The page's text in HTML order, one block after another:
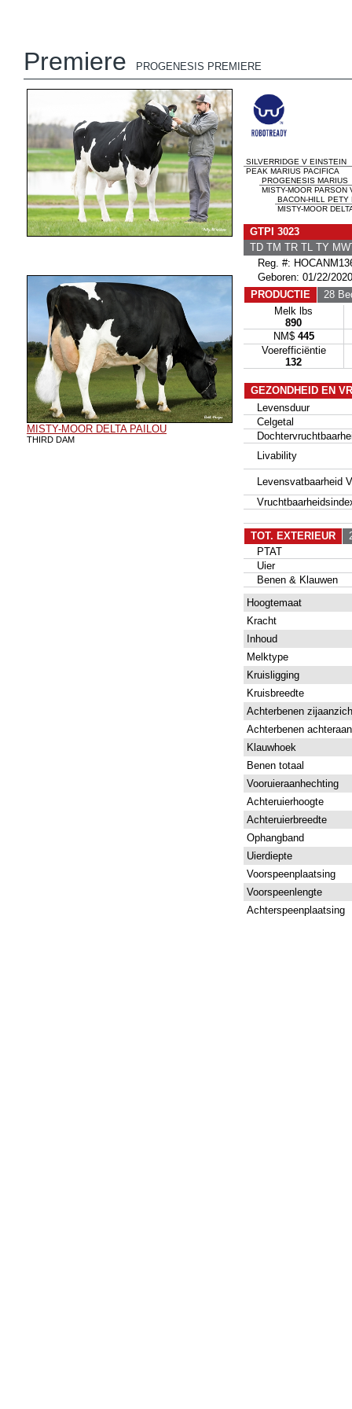
Premiere PROGENESIS PREMIERE
MISTY-MOOR DELTA PAILOU
THIRD DAM
SILVERRIDGE V EINSTEIN
PEAK MARIUS PACIFICA
PROGENESIS MARIUS
MISTY-MOOR PARSON
BACON-HILL PETY
MISTY-MOOR
GTPI 3023
TD TM TR TL TY
Reg. #:
Geboren: 01/22/2020
PRODUCTIE
28
Melk lbs
890
NM$ 445
Voerefficiëntie
132
GEZONDHEID EN
Levensduur
Celgetal
Livability
Levensvatbaarheid
TOT. EXTERIEUR
PTAT
Uier
Benen & Klauwen
Hoogtemaat
Kracht
Inhoud
Melktype
Kruisligging
Kruisbreedte
Achterbenen
Achterbenen
Klauwhoek
Benen totaal
Vooruieraanhechting
Achteruierhoogte
Achteruierbreedte
Ophangband
Uierdiepte
Voorspeenplaatsing
Voorspeenlengte
Achterspeenplaatsing